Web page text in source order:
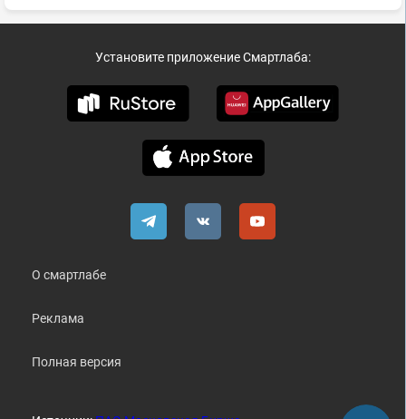
Установите приложение Смартлаба:
О смартлабе
Реклама
Полная версия